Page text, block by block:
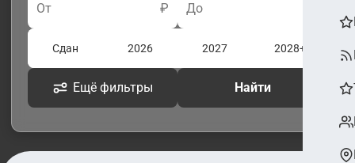
От ₽ До
Сдан 2026 2027 2028+
Ещё фильтры Найти